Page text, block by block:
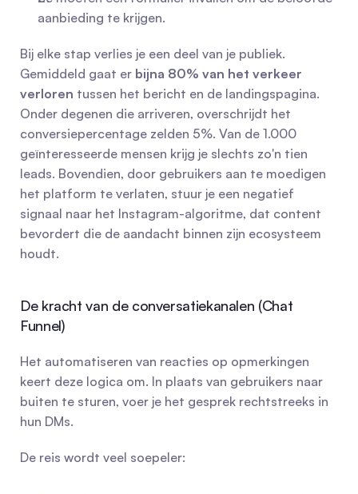
aanbieding te krijgen.
Bij elke stap verlies je een deel van je publiek.
Gemiddeld gaat er bijna 80% van het verkeer
verloren tussen het bericht en de landingspagina.
Onder degenen die arriveren, overschrijdt het
conversiepercentage zelden 5%. Van de 1.000
geïnteresseerde mensen krijg je slechts zo'n tien
leads. Bovendien, door gebruikers aan te moedigen
het platform te verlaten, stuur je een negatief
signaal naar het Instagram-algoritme, dat content
bevordert die de aandacht binnen zijn ecosysteem
houdt.
De kracht van de conversatiekanalen (Chat
Funnel)
Het automatiseren van reacties op opmerkingen
keert deze logica om. In plaats van gebruikers naar
buiten te sturen, voer je het gesprek rechtstreeks in
hun DMs.
De reis wordt veel soepeler: